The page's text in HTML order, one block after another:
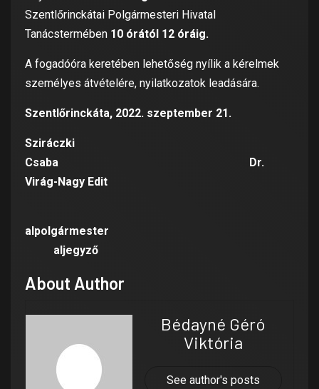
Szentlőrinckátai Polgármesteri Hivatal
Tanácstermében 10 órától 12 óráig.
A fogadóóra keretében lehetőség nyílik a kérelmek
személyes átvételére, nyilatkozatok leadására.
Szentlőrinckáta, 2022. szeptember 21.
Sziráczki
Csaba Dr.
Virág-Nagy Edit
alpolgármester
aljegyző
About Author
Bédayné Géró
Viktória
See author's posts